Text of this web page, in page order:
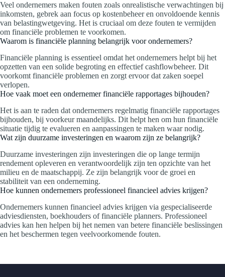
Veel ondernemers maken fouten zoals onrealistische verwachtingen bij
inkomsten, gebrek aan focus op kostenbeheer en onvoldoende kennis
van belastingwetgeving. Het is cruciaal om deze fouten te vermijden
om financiële problemen te voorkomen.
Waarom is financiële planning belangrijk voor ondernemers?
Financiële planning is essentieel omdat het ondernemers helpt bij het
opzetten van een solide begroting en effectief cashflowbeheer. Dit
voorkomt financiële problemen en zorgt ervoor dat zaken soepel
verlopen.
Hoe vaak moet een ondernemer financiële rapportages bijhouden?
Het is aan te raden dat ondernemers regelmatig financiële rapportages
bijhouden, bij voorkeur maandelijks. Dit helpt hen om hun financiële
situatie tijdig te evalueren en aanpassingen te maken waar nodig.
Wat zijn duurzame investeringen en waarom zijn ze belangrijk?
Duurzame investeringen zijn investeringen die op lange termijn
rendement opleveren en verantwoordelijk zijn ten opzichte van het
milieu en de maatschappij. Ze zijn belangrijk voor de groei en
stabiliteit van een onderneming.
Hoe kunnen ondernemers professioneel financieel advies krijgen?
Ondernemers kunnen financieel advies krijgen via gespecialiseerde
adviesdiensten, boekhouders of financiële planners. Professioneel
advies kan hen helpen bij het nemen van betere financiële beslissingen
en het beschermen tegen veelvoorkomende fouten.